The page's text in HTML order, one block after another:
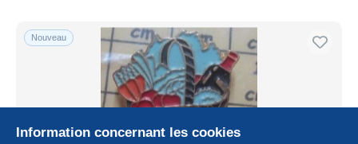
Nouveau
Information concernant les cookies